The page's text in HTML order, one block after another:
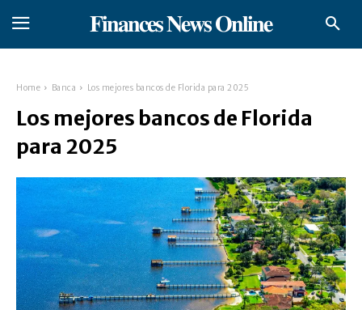
𝐅𝐢𝐧𝐚𝐧𝐜𝐞𝐬 𝐍𝐞𝐰𝐬 𝐎𝐧𝐥𝐢𝐧𝐞
Home Banca Los mejores bancos de Florida para 2025
Los mejores bancos de Florida
para 2025